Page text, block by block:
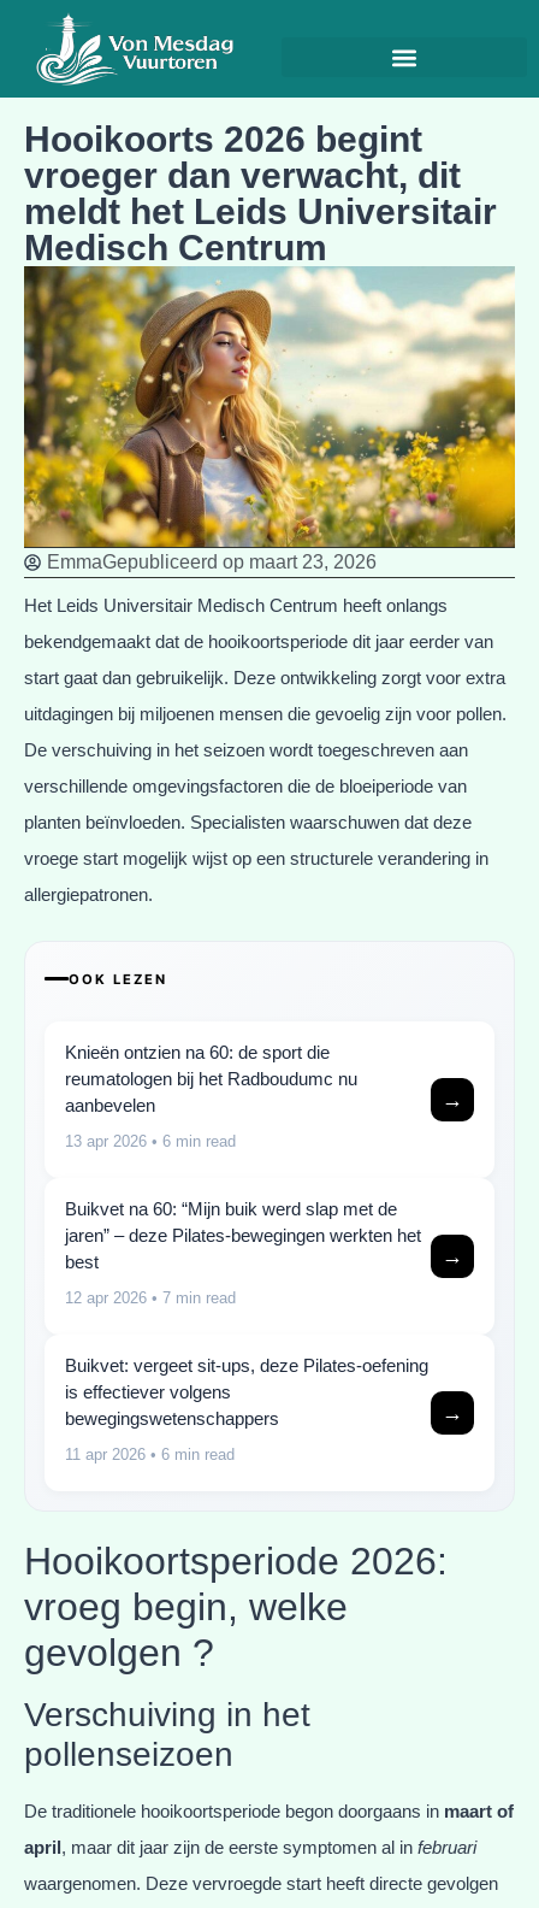
Hooikoorts 2026 begint
vroeger dan verwacht, dit
meldt het Leids Universitair
Medisch Centrum
EmmaGepubliceerd op maart 23, 2026
Het Leids Universitair Medisch Centrum heeft onlangs
bekendgemaakt dat de hooikoortsperiode dit jaar eerder van
start gaat dan gebruikelijk. Deze ontwikkeling zorgt voor extra
uitdagingen bij miljoenen mensen die gevoelig zijn voor pollen.
De verschuiving in het seizoen wordt toegeschreven aan
verschillende omgevingsfactoren die de bloeiperiode van
planten beïnvloeden. Specialisten waarschuwen dat deze
vroege start mogelijk wijst op een structurele verandering in
allergiepatronen.
OOK LEZEN
Knieën ontzien na 60: de sport die
reumatologen bij het Radboudumc nu
aanbevelen
13 apr 2026 • 6 min read
→
Buikvet na 60: “Mijn buik werd slap met de
jaren” – deze Pilates-bewegingen werkten het
best
12 apr 2026 • 7 min read
→
Buikvet: vergeet sit-ups, deze Pilates-oefening
is effectiever volgens
bewegingswetenschappers
11 apr 2026 • 6 min read
→
Hooikoortsperiode 2026:
vroeg begin, welke
gevolgen ?
Verschuiving in het
pollenseizoen
De traditionele hooikoortsperiode begon doorgaans in maart of
april, maar dit jaar zijn de eerste symptomen al in februari
waargenomen. Deze vervroegde start heeft directe gevolgen